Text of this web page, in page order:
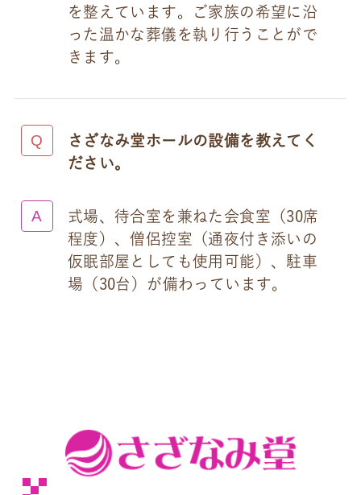
を整えています。ご家族の希望に沿
った温かな葬儀を執り行うことがで
きます。
さざなみ堂ホールの設備を教えてく
ださい。
式場、待合室を兼ねた会食室（30席
程度）、僧侶控室（通夜付き添いの
仮眠部屋としても使用可能）、駐車
場（30台）が備わっています。